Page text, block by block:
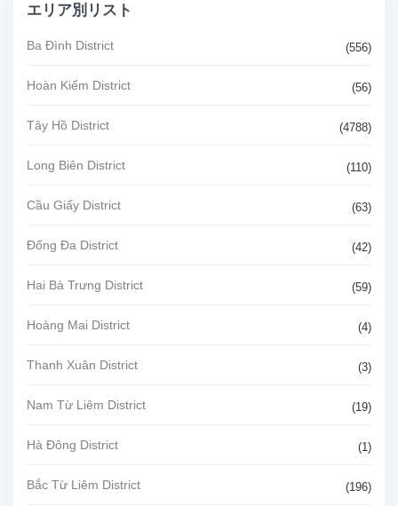
エリア別リスト
Ba Đình District (556)
Hoàn Kiếm District (56)
Tây Hồ District (4788)
Long Biên District (110)
Cầu Giấy District (63)
Đống Đa District (42)
Hai Bà Trưng District (59)
Hoàng Mai District (4)
Thanh Xuân District (3)
Nam Từ Liêm District (19)
Hà Đông District (1)
Bắc Từ Liêm District (196)